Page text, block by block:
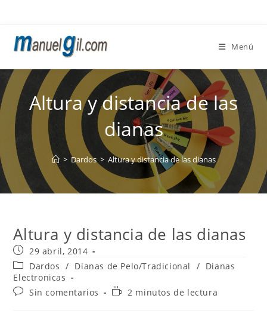
contenido
Menú
Altura y distancia de las
dianas
> Dardos > Altura y distancia de las dianas
Altura y distancia de las dianas
Publicación
de
la
entrada:
29 abril, 2014
Categoría
de
la
entrada:
Dardos / Dianas de Pelo/Tradicional / Dianas
Electronicas
Comentarios
Sin comentarios
Tiempo2 minutos de lectura